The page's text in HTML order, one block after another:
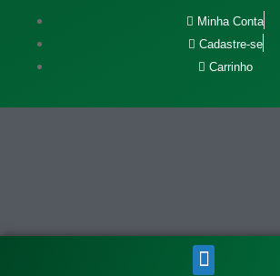
Minha Conta
Cadastre-se
Carrinho